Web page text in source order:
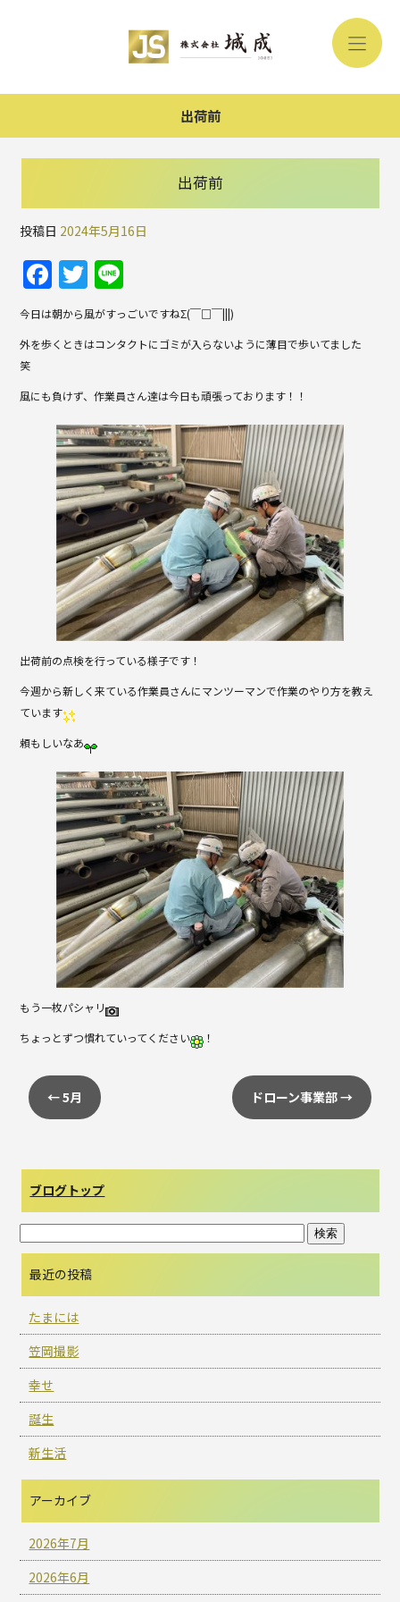
出荷前
出荷前
投稿日 2024年5月16日
F
a
c
e
b
o
o
k
T
w
itt
er
n
e
今日は朝から風がすっごいですねΣ(￣□￣|||)
外を歩くときはコンタクトにゴミが入らないように薄目で歩いてました
笑
風にも負けず、作業員さん達は今日も頑張っております！！
出荷前の点検を行っている様子です！
今週から新しく来ている作業員さんにマンツーマンで作業のやり方を教え
ています
頼もしいなあ
もう一枚パシャリ
ちょっとずつ慣れていってください
！
←5月 ドローン事業部→
ブログトップ
最近の投稿
たまには
笠岡撮影
幸せ
誕生
新生活
アーカイブ
2026年7月
2026年6月